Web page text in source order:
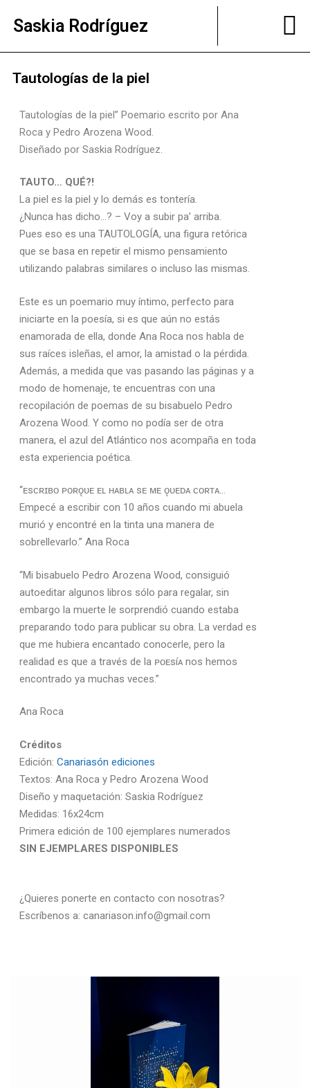
Saskia Rodríguez
Tautologías de la piel
Tautologías de la piel” Poemario escrito por Ana
Roca y Pedro Arozena Wood.
Diseñado por Saskia Rodríguez.
TAUTO… QUÉ?!
La piel es la piel y lo demás es tontería.
¿Nunca has dicho…? – Voy a subir pa’ arriba.
Pues eso es una TAUTOLOGÍA, una figura retórica
que se basa en repetir el mismo pensamiento
utilizando palabras similares o incluso las mismas.
Este es un poemario muy íntimo, perfecto para
iniciarte en la poesía, si es que aún no estás
enamorada de ella, donde Ana Roca nos habla de
sus raíces isleñas, el amor, la amistad o la pérdida.
Además, a medida que vas pasando las páginas y a
modo de homenaje, te encuentras con una
recopilación de poemas de su bisabuelo Pedro
Arozena Wood. Y como no podía ser de otra
manera, el azul del Atlántico nos acompaña en toda
esta experiencia poética.
“ᴇsᴄʀɪʙᴏ ᴘᴏʀǫᴜᴇ ᴇʟ ʜᴀʙʟᴀ sᴇ ᴍᴇ ǫᴜᴇᴅᴀ ᴄᴏʀᴛᴀ…
Empecé a escribir con 10 años cuando mi abuela
murió y encontré en la tinta una manera de
sobrellevarlo.” Ana Roca
“Mi bisabuelo Pedro Arozena Wood, consiguió
autoeditar algunos libros sólo para regalar, sin
embargo la muerte le sorprendió cuando estaba
preparando todo para publicar su obra. La verdad es
que me hubiera encantado conocerle, pero la
realidad es que a través de la ᴘᴏᴇsíᴀ nos hemos
encontrado ya muchas veces.”
Ana Roca
Créditos
Edición: Canariasón ediciones
Textos: Ana Roca y Pedro Arozena Wood
Diseño y maquetación: Saskia Rodríguez
Medidas: 16x24cm
Primera edición de 100 ejemplares numerados
SIN EJEMPLARES DISPONIBLES
¿Quieres ponerte en contacto con nosotras?
Escríbenos a: canariason.info@gmail.com